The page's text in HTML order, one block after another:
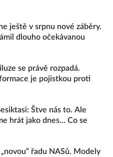
ještě v srpnu nové záběry.
dlouho očekávanou
se právě rozpadá.
je pojistkou proti
Štve nás to. Ale
hrát jako dnes... Co se
řadu NASů. Modely